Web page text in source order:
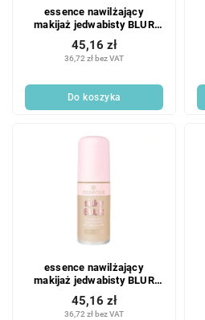
essence nawilżający
makijaż jedwabisty BLUR
36,72 zł bez VAT
45,16 zł
Do koszyka
essence nawilżający
makijaż jedwabisty BLUR
120
36,72 zł bez VAT
45,16 zł